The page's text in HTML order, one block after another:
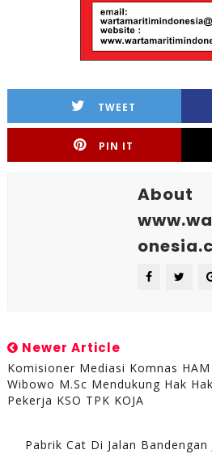
TWEET
PIN IT
About
Newer Article
Komisioner Mediasi Komnas
Wibowo M.Sc Mendukung Hak
Pekerja KSO TPK KOJA
Pabrik Cat Di Jalan